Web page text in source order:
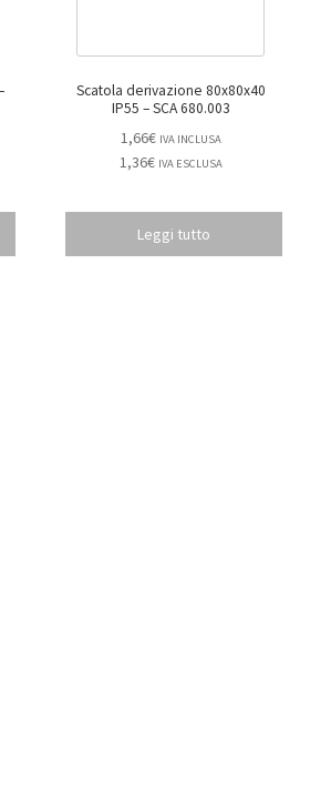
Scatola derivazione 80x80x40
IP55 – SCA 680.003
1,66€ IVA INCLUSA
1,36€ IVA ESCLUSA
Leggi tutto